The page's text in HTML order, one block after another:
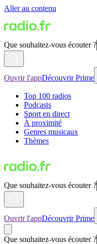
Aller au contenu
Que souhaitez-vous écouter ?
Ouvrir l'appDécouvrir Prime
Top 100 radios
Podcasts
Sport en direct
À proximité
Genres musicaux
Thèmes
Que souhaitez-vous écouter ?
Ouvrir l'appDécouvrir Prime
Que souhaitez-vous écouter ?